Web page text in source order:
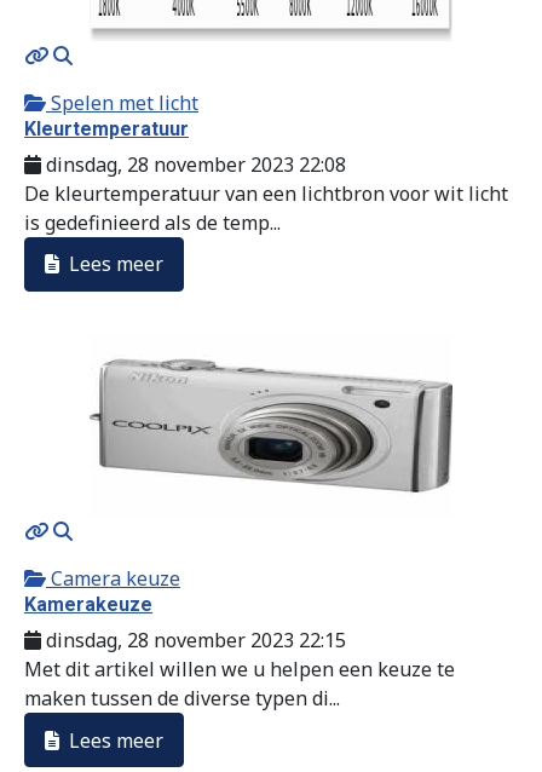
MOD_JTCS_VIEW_ARTICLE_LINK
Spelen met licht
Kleurtemperatuur
dinsdag, 28 november 2023 22:08
De kleurtemperatuur van een lichtbron voor wit licht
is gedefinieerd als de temp...
Lees meer
MOD_JTCS_VIEW_ARTICLE_LINK
Camera keuze
Kamerakeuze
dinsdag, 28 november 2023 22:15
Met dit artikel willen we u helpen een keuze te
maken tussen de diverse typen di...
Lees meer